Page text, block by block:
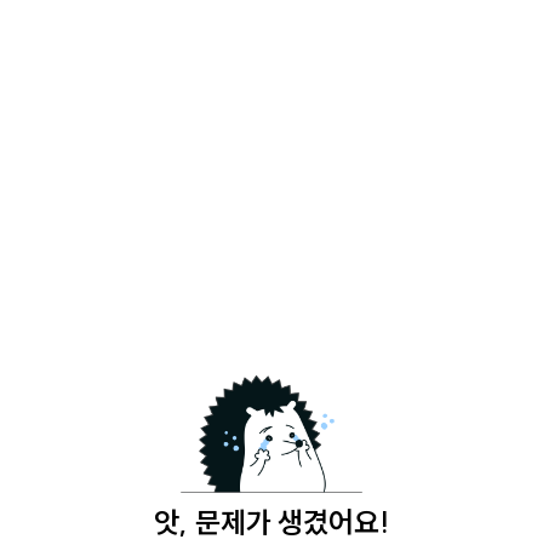
앗, 문제가 생겼어요!